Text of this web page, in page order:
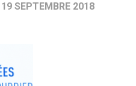
19 SEPTEMBRE 2018